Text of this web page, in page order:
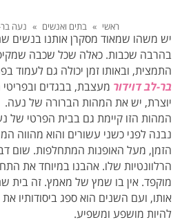
ראשי » בתים ואנשים » נעה
יש משהו שמאוד מסקרן אותנו בנשים
בהרבה שכבות. כאלה שכל שכבה
התמצית, ובאותו זמן יכולה גם לעמוד
בר-לב דוידור מעצבת, בבגדים
יוצרת, יש את המהות הברורה של נעה.
המהות הזו קיימת גם בבית הפרטי של
נבנה לפני כשני עשורים והוא מהווה
הזמן, מעל האופנות המתחלפות. שום
הרלוונטיות שלו. אהבנו במיוחד את
מוקפד. אין בו שמץ של מאמץ. זה בית
אותו, ועם השנים הוא ספג ביסודותיו את
להיות מושפע ומשפיע.